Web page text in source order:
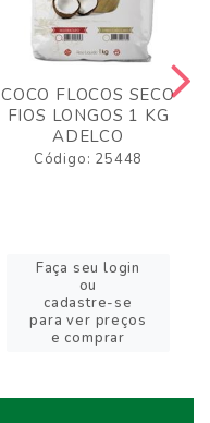
COCO FLOCOS SECO
FIOS LONGOS 1 KG
ADELCO
Código: 25448
Faça seu login
ou
cadastre-se
para ver preços
e comprar